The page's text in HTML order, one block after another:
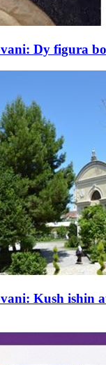
Dy figura
Kush ishin